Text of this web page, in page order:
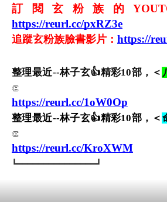
訂閱玄粉族的
https://reurl.cc/pxRZ3e
追蹤玄粉族臉書影片： https://
整理最近--林子玄👍精彩10部，＜
👏
https://reurl.cc/1oW0Op
整理最近--林子玄👍精彩10部，＜
👏
https://reurl.cc/KroXWM
┗━━━━━━━━━━━━━━━┛